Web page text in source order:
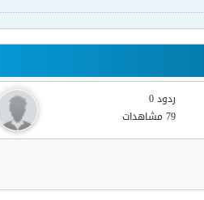
ردود 0
79 مشاهدات